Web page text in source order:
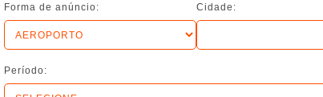
Forma de anúncio: Cidade:
Período: